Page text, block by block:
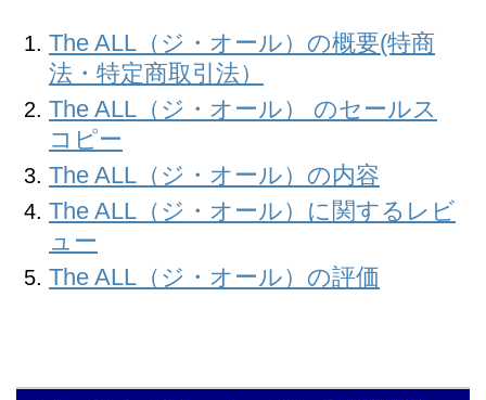
The ALL（ジ・オール）の概要(特商
法・特定商取引法）
The ALL（ジ・オール） のセールス
コピー
The ALL（ジ・オール）の内容
The ALL（ジ・オール）に関するレビ
ュー
The ALL（ジ・オール）の評価